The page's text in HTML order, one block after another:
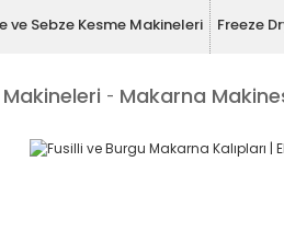
ve Sebze Kesme Makineleri Freeze
Makarna